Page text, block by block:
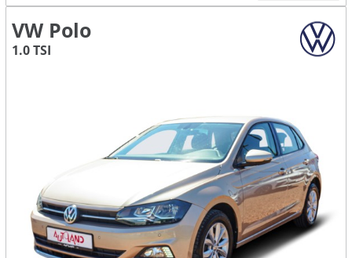
VW Polo
1.0 TSI